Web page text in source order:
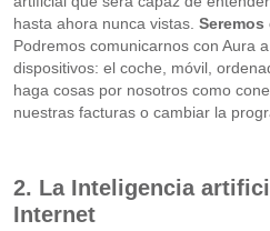
hasta ahora nunca vistas.
Podremos comunicarnos con Aura
dispositivos: el coche, móvil,
haga cosas por nosotros como
nuestras facturas o cambiar la
2. La Inteligencia
Internet